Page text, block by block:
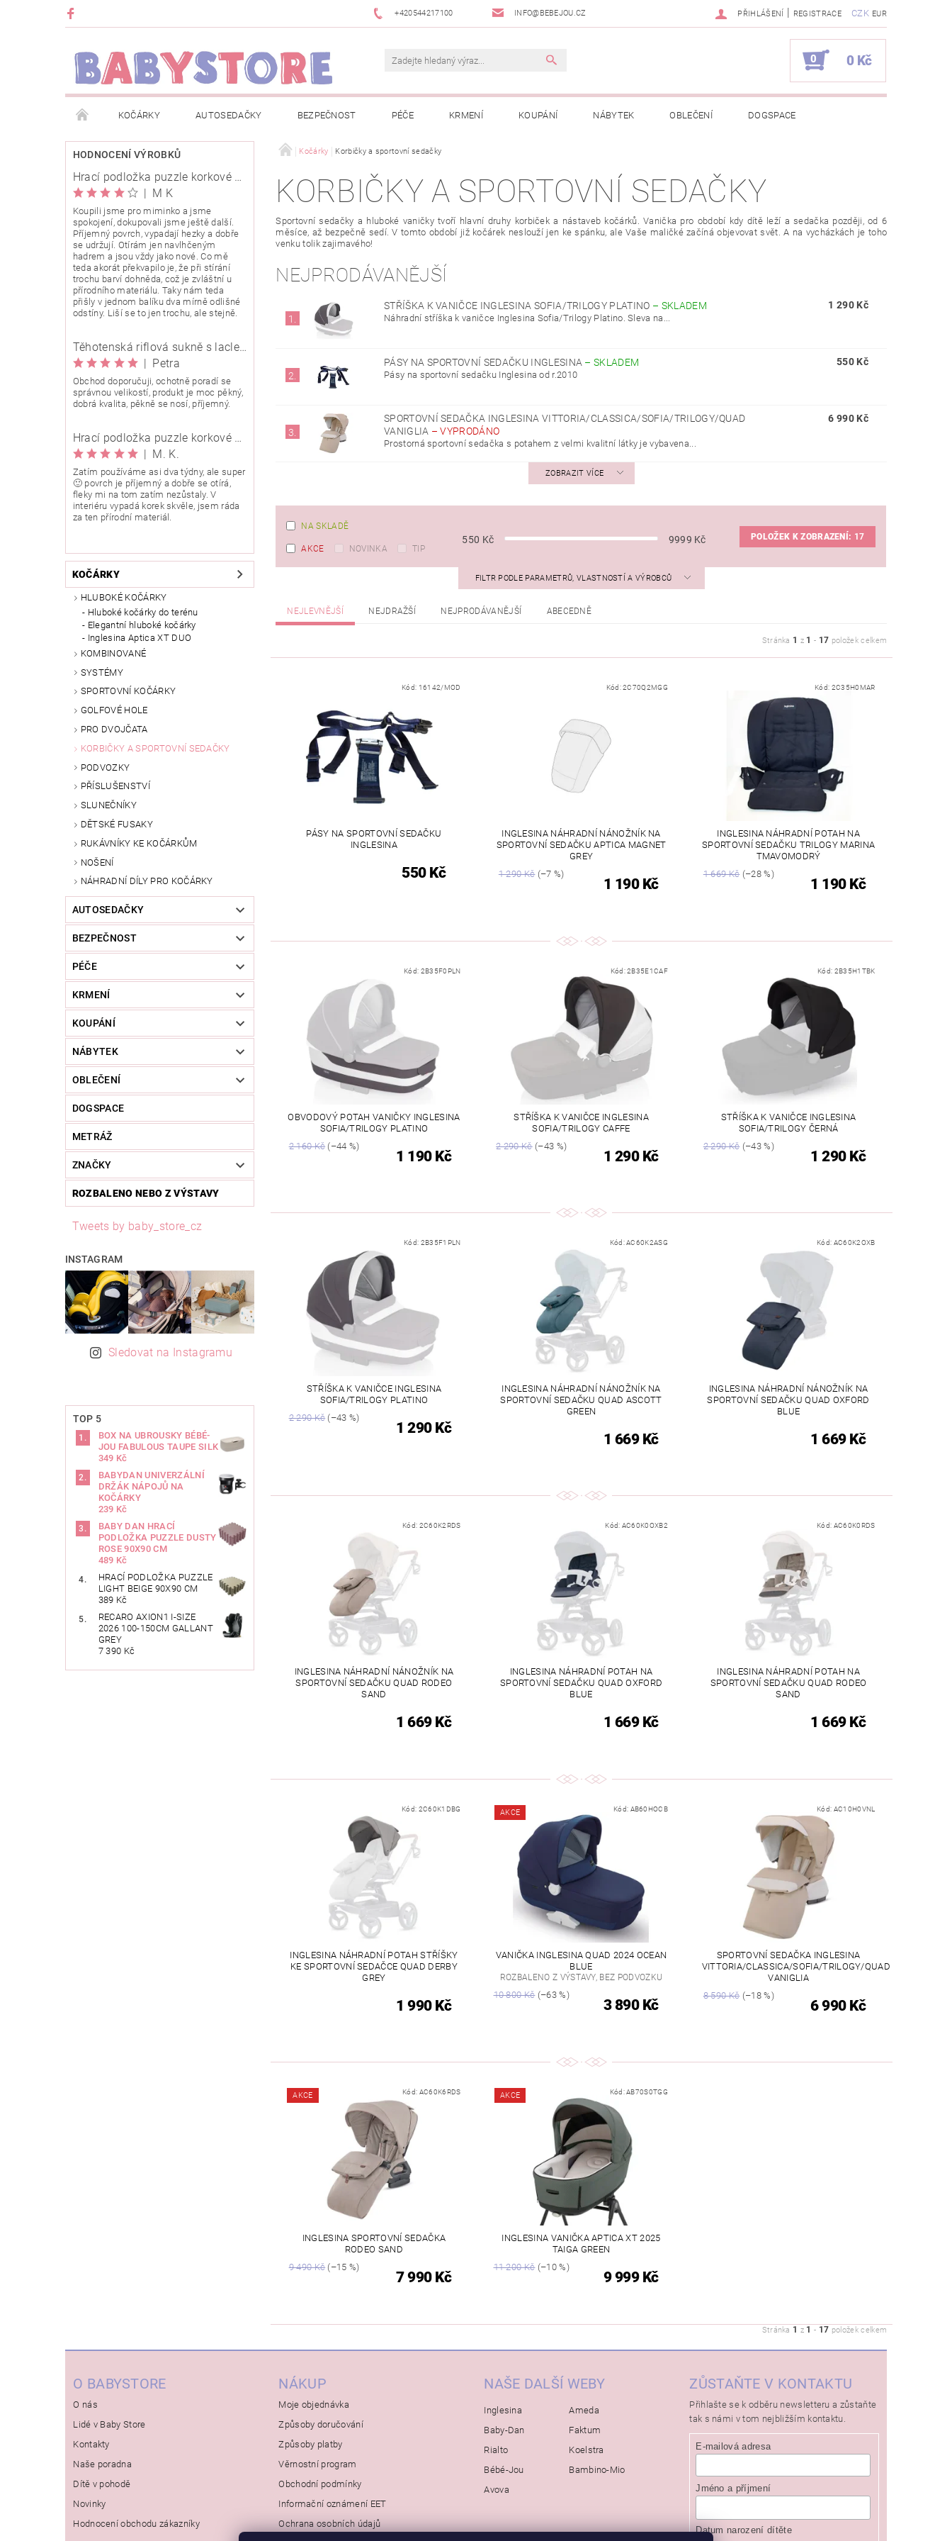
+420544217100 INFO@BEBEJOU.CZ CZK EUR
PŘIHLÁŠENÍ | REGISTRACE
0 0 Kč
KOČÁRKY AUTOSEDAČKY BEZPEČNOST PÉČE KRMENÍ KOUPÁNÍ NÁBYTEK OBLEČENÍ DOGSPACE
METRÁŽ ZNAČKY ROZBALENO NEBO Z VÝSTAVY JAK SPRÁVNĚ ÚRČIT VELIKOST
OBCHODNÍ PODMÍNKY INFORMACE O EVIDENCI TRŽEB EET INFORMACE O ZPRACOVÁNÍ OSOBNÍCH ÚDAJŮ NAPIŠTE NÁM KONTAKTY
O NÁS KARIERA KLUB BABYSTORE NEWSLETTERY ODSTOUPENÍ OD SMLOUVY MOJE OBJEDNÁVKA
HODNOCENÍ VÝROBKŮ
Hrací podložka puzzle korkové 120x120cm
| M K
Koupili jsme pro miminko a jsme
spokojení, dokupovali jsme ještě další.
Příjemný povrch, vypadají hezky a dobře
se udržují. Otírám jen navlhčeným
hadrem a jsou vždy jako nové. Co mě
teda akorát překvapilo je, že při stírání
trochu barví dohněda, což je zvláštní u
přírodního materiálu. Taky nám teda
přišly v jednom balíku dva mírně odlišné
odstíny. Liší se to jen trochu, ale stejně.
Těhotenská riflová sukně s laclem Rialto Wingles 01753
| Petra
Obchod doporučuji, ochotně poradí se
správnou velikostí, produkt je moc pěkný,
dobrá kvalita, pěkně se nosí, příjemný.
Hrací podložka puzzle korkové 90x90 cm
| M. K.
Zatím používáme asi dva týdny, ale super
🙂 povrch je příjemný a dobře se otírá,
fleky mi na tom zatím nezůstaly. V
interiéru vypadá korek skvěle, jsem ráda
za ten přírodní materiál.
KOČÁRKY
HLUBOKÉ KOČÁRKY
Hluboké kočárky do terénu
Elegantní hluboké kočárky
Inglesina Aptica XT DUO
KOMBINOVANÉ
SYSTÉMY
SPORTOVNÍ KOČÁRKY
GOLFOVÉ HOLE
PRO DVOJČATA
KORBIČKY A SPORTOVNÍ SEDAČKY
PODVOZKY
PŘÍSLUŠENSTVÍ
SLUNEČNÍKY
DĚTSKÉ FUSAKY
RUKÁVNÍKY KE KOČÁRKŮM
NOŠENÍ
NÁHRADNÍ DÍLY PRO KOČÁRKY
AUTOSEDAČKY
BEZPEČNOST
PÉČE
KRMENÍ
KOUPÁNÍ
NÁBYTEK
OBLEČENÍ
DOGSPACE
METRÁŽ
ZNAČKY
ROZBALENO NEBO Z VÝSTAVY
Tweets by baby_store_cz
INSTAGRAM
Sledovat na Instagramu
TOP 5
BOX NA UBROUSKY BÉBÉ-
JOU FABULOUS TAUPE SILK
349 Kč
BABYDAN UNIVERZÁLNÍ
DRŽÁK NÁPOJŮ NA
KOČÁRKY
239 Kč
BABY DAN HRACÍ
PODLOŽKA PUZZLE DUSTY
ROSE 90X90 CM
489 Kč
HRACÍ PODLOŽKA PUZZLE
LIGHT BEIGE 90X90 CM
389 Kč
RECARO AXION1 I-SIZE
2026 100-150CM GALLANT
GREY
7 390 Kč
Kočárky Korbičky a sportovní sedačky
KORBIČKY A SPORTOVNÍ SEDAČKY
Sportovní sedačky a hluboké vaničky tvoří hlavní druhy korbiček a nástaveb kočárků. Vanička pro období kdy dítě leží a sedačka později, od 6
měsíce, až bezpečně sedí. V tomto období již kočárek neslouží jen ke spánku, ale Vaše maličké začíná objevovat svět. A na vycházkách je toho
venku tolik zajimavého!
NEJPRODÁVANĚJŠÍ
1.
STŘÍŠKA K VANIČCE INGLESINA SOFIA/TRILOGY PLATINO – SKLADEM
Náhradní stříška k vaničce Inglesina Sofia/Trilogy Platino. Sleva na...
1 290 Kč
2.
PÁSY NA SPORTOVNÍ SEDAČKU INGLESINA –SKLADEM
Pásy na sportovní sedačku Inglesina od r.2010
550 Kč
3.
SPORTOVNÍ SEDAČKA INGLESINA VITTORIA/CLASSICA/SOFIA/TRILOGY/QUAD
VANIGLIA –VYPRODÁNO
Prostorná sportovní sedačka s potahem z velmi kvalitní látky je vybavena...
6 990 Kč
ZOBRAZIT VÍCE
NA SKLADĚ
AKCE NOVINKA TIP
550 Kč 9999 Kč POLOŽEK K ZOBRAZENÍ: 17
FILTR PODLE PARAMETRŮ, VLASTNOSTÍ A VÝROBCŮ
NEJLEVNĚJŠÍ NEJDRAŽŠÍ NEJPRODÁVANĚJŠÍ ABECEDNĚ
Stránka 1 z 1 - 17 položek celkem
Kód: 16142/MOD
PÁSY NA SPORTOVNÍ SEDAČKU
INGLESINA
550 Kč
Kód:2C70Q2MGG
INGLESINA NÁHRADNÍ NÁNOŽNÍK NA
SPORTOVNÍ SEDAČKU APTICA MAGNET
GREY
1 290 Kč(–7 %)
1 190 Kč
Kód: 2C35H0MAR
INGLESINA NÁHRADNÍ POTAH NA
SPORTOVNÍ SEDAČKU TRILOGY MARINA
TMAVOMODRÝ
1 669 Kč(–28 %)
1 190 Kč
Kód: 2B35F0PLN
OBVODOVÝ POTAH VANIČKY INGLESINA
SOFIA/TRILOGY PLATINO
2 160 Kč (–44 %)
1 190 Kč
Kód:2B35E1CAF
STŘÍŠKA K VANIČCE INGLESINA
SOFIA/TRILOGY CAFFE
2 290 Kč(–43 %)
1 290 Kč
Kód: 2B35H1TBK
STŘÍŠKA K VANIČCE INGLESINA
SOFIA/TRILOGY ČERNÁ
2 290 Kč(–43 %)
1 290 Kč
Kód: 2B35F1PLN
STŘÍŠKA K VANIČCE INGLESINA
SOFIA/TRILOGY PLATINO
2 290 Kč (–43 %)
1 290 Kč
Kód:AC60K2ASG
INGLESINA NÁHRADNÍ NÁNOŽNÍK NA
SPORTOVNÍ SEDAČKU QUAD ASCOTT
GREEN
1 669 Kč
Kód: AC60K2OXB
INGLESINA NÁHRADNÍ NÁNOŽNÍK NA
SPORTOVNÍ SEDAČKU QUAD OXFORD
BLUE
1 669 Kč
Kód: 2C60K2RDS
INGLESINA NÁHRADNÍ NÁNOŽNÍK NA
SPORTOVNÍ SEDAČKU QUAD RODEO
SAND
1 669 Kč
Kód: AC60K0OXB2
INGLESINA NÁHRADNÍ POTAH NA
SPORTOVNÍ SEDAČKU QUAD OXFORD
BLUE
1 669 Kč
Kód: AC60K0RDS
INGLESINA NÁHRADNÍ POTAH NA
SPORTOVNÍ SEDAČKU QUAD RODEO
SAND
1 669 Kč
Kód: 2C60K1DBG
INGLESINA NÁHRADNÍ POTAH STŘÍŠKY
KE SPORTOVNÍ SEDAČCE QUAD DERBY
GREY
1 990 Kč
AKCE Kód: AB60HOCB
VANIČKA INGLESINA QUAD 2024 OCEAN
BLUE
ROZBALENO Z VÝSTAVY, BEZ PODVOZKU
10 800 Kč(–63 %)
3 890 Kč
Kód: AC10H0VNL
SPORTOVNÍ SEDAČKA INGLESINA
VITTORIA/CLASSICA/SOFIA/TRILOGY/QUAD
VANIGLIA
8 590 Kč(–18 %)
6 990 Kč
AKCE Kód: AC60K6RDS
INGLESINA SPORTOVNÍ SEDAČKA
RODEO SAND
9 490 Kč (–15 %)
7 990 Kč
AKCE Kód:AB70S0TGG
INGLESINA VANIČKA APTICA XT 2025
TAIGA GREEN
11 200 Kč(–10 %)
9 999 Kč
Stránka 1 z 1 - 17 položek celkem
O BABYSTORE
O nás
Lidé v Baby Store
Kontakty
Naše poradna
Dítě v pohodě
Novinky
Hodnocení obchodu zákazníky
NÁKUP
Moje objednávka
Způsoby doručování
Způsoby platby
Věrnostní program
Obchodní podmínky
Informační oznámení EET
Ochrana osobních údajů
NAŠE DALŠÍ WEBY
Inglesina
Baby-Dan
Rialto
Bébé-Jou
Avova
Ameda
Faktum
Koelstra
Bambino-Mio
ZŮSTAŇTE V KONTAKTU
Přihlašte se k odběru newsletteru a zůstaňte
tak s námi v tom nejbližším kontaktu.
E-mailová adresa
Jméno a příjmení
Datum narození dítěte